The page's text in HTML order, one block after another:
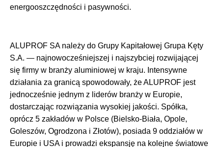
energooszczędności i pasywności.
ALUPROF SA należy do Grupy Kapitałowej Grupa Kęty
S.A. — najnowocześniejszej i najszybciej rozwijającej
się firmy w branży aluminiowej w kraju. Intensywne
działania za granicą spowodowały, że ALUPROF jest
jednocześnie jednym z liderów branży w Europie,
dostarczając rozwiązania wysokiej jakości. Spółka,
oprócz 5 zakładów w Polsce (Bielsko-Biała, Opole,
Goleszów, Ogrodzona i Złotów), posiada 9 oddziałów w
Europie i USA i prowadzi ekspansję na kolejne światowe